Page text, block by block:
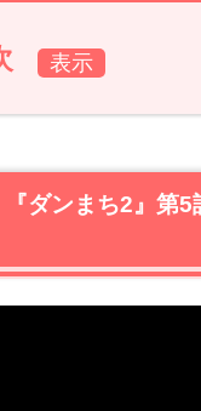
ダンまち2』第5話あら
り合うみんな。
『ダンまち2』第5